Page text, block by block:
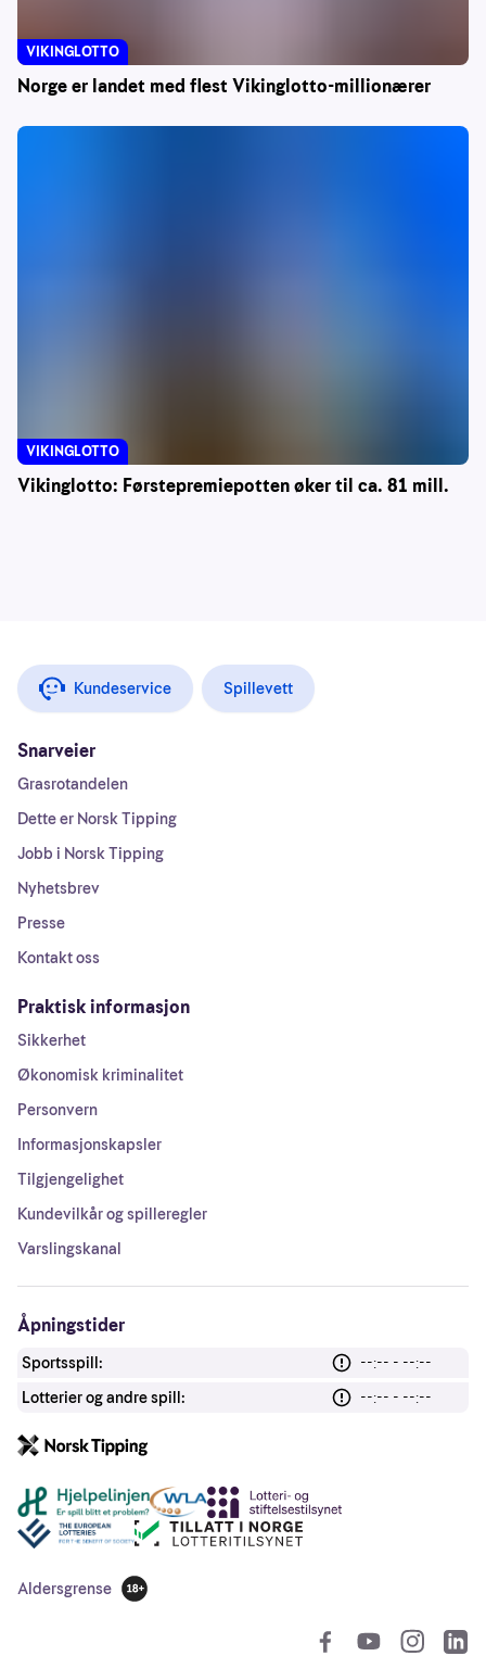
Norge er landet med flest Vikinglotto-millionærer
VIKINGLOTTO
Vikinglotto: Førstepremiepotten øker til ca. 81 mill.
VIKINGLOTTO
Kundeservice Spillevett
Snarveier
Grasrotandelen
Dette er Norsk Tipping
Jobb i Norsk Tipping
Nyhetsbrev
Presse
Kontakt oss
Praktisk informasjon
Sikkerhet
Økonomisk kriminalitet
Personvern
Informasjonskapsler
Tilgjengelighet
Kundevilkår og spilleregler
Varslingskanal
Åpningstider
Sportsspill:
--:-- - --:--
Lotterier og andre spill:
--:-- - --:--
Andre lenker
Aldersgrense
18 år